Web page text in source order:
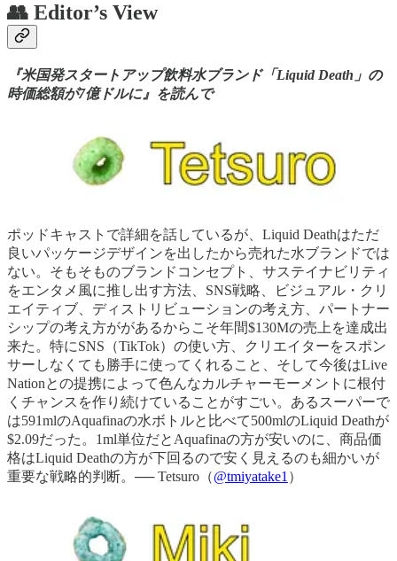
👥 Editor’s View
『米国発スタートアップ飲料水ブランド「Liquid Death」の
時価総額が7億ドルに』を読んで
ポッドキャストで詳細を話しているが、Liquid Deathはただ
良いパッケージデザインを出したから売れた水ブランドでは
ない。そもそものブランドコンセプト、サステイナビリティ
をエンタメ風に推し出す方法、SNS戦略、ビジュアル・クリ
エイティブ、ディストリビューションの考え方、パートナー
シップの考え方ががあるからこそ年間$130Mの売上を達成出
来た。特にSNS（TikTok）の使い方、クリエイターをスポン
サーしなくても勝手に使ってくれること、そして今後はLive
Nationとの提携によって色んなカルチャーモーメントに根付
くチャンスを作り続けていることがすごい。あるスーパーで
は591mlのAquafinaの水ボトルと比べて500mlのLiquid Deathが
$2.09だった。1ml単位だとAquafinaの方が安いのに、商品価
格はLiquid Deathの方が下回るので安く見えるのも細かいが
重要な戦略的判断。── Tetsuro（@tmiyatake1 ）